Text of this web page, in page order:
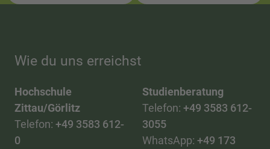
Wie du uns erreichst
Hochschule
Zittau/Görlitz
Telefon: +49 3583 612-
0
Studienberatung
Telefon: +49 3583 612-
3055
WhatsApp: +49 173